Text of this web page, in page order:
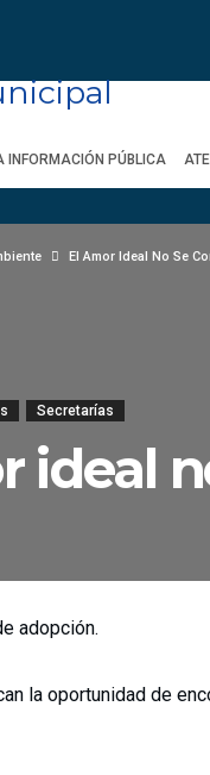
PÚBLICA
El Amor Ideal No Se
Secretarías
ideal
adopción.
la oportunidad de